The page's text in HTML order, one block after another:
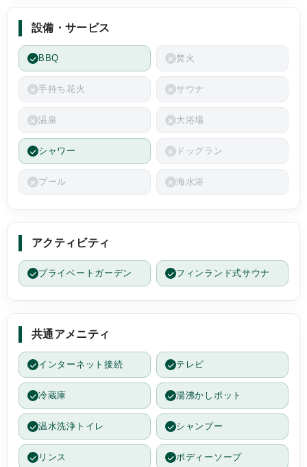
設備・サービス
BBQ 焚火
手持ち花火 サウナ
温泉 大浴場
シャワー ドッグラン
プール 海水浴
アクティビティ
プライベートガーデン フィンランド式サウナ
共通アメニティ
インターネット接続 テレビ
冷蔵庫 湯沸かしポット
温水洗浄トイレ シャンプー
リンス ボディーソープ